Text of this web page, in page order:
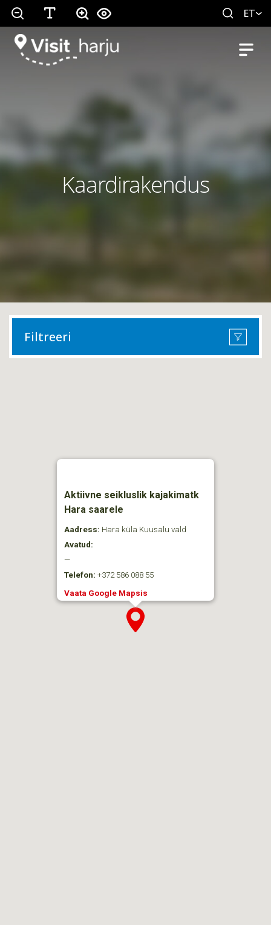
ET
Kaardirakendus
Filtreeri
Aktiivne seikluslik kajakimatk
Hara saarele
Aadress: Hara küla Kuusalu vald
Avatud:
—
Telefon: +372 586 088 55
Vaata Google Mapsis